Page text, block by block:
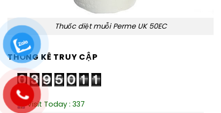
Thuốc diệt muỗi Perme UK 50EC
THỐNG KÊ TRUY CẬP
Visit Today : 337